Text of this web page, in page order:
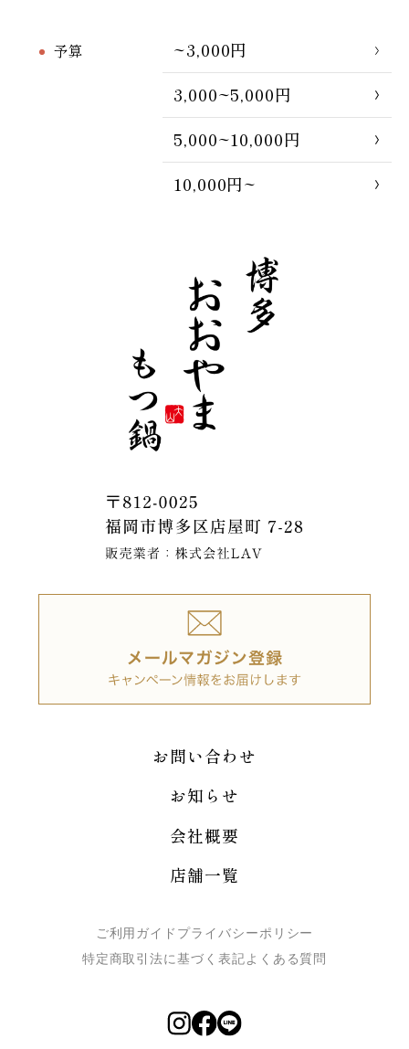
予算
~3,000円
3,000~5,000円
5,000~10,000円
10,000円~
お問い合わせ
お知らせ
会社概要
店舗一覧
ご利用ガイド プライバシーポリシー
特定商取引法に基づく表記よくある質問